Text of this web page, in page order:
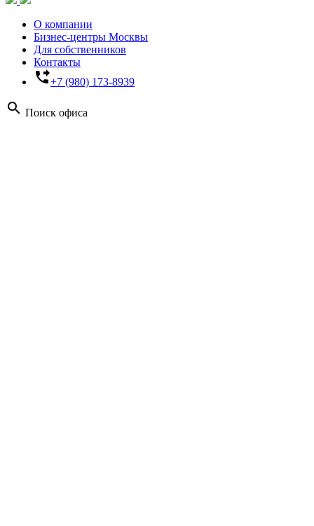
О компании
Бизнес-центры Москвы
Для собственников
Контакты
phone_forwarded+7 (980) 173-8939
search Поиск офиса